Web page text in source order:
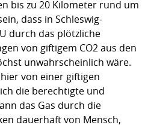
bis zu 20 Kilometer rund um
dass in Schleswig-
durch das plötzliche
von giftigem CO2 aus den
unwahrscheinlich wäre.
von einer giftigen
die berechtigte und
das Gas durch die
dauerhaft von Mensch,